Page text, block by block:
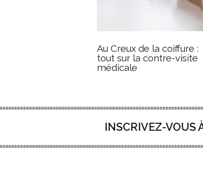
Au Creux de la coiffure :
tout sur la contre-visite
médicale
INSCRIVEZ-VOUS